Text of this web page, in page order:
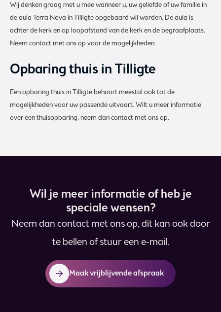
Wij denken graag met u mee wanneer u, uw geliefde of uw familie in
de aula Terra Nova in Tilligte opgebaard wil worden. De aula is
achter de kerk en op loopafstand van de kerk en de begraafplaats.
Neem contact met ons op voor de mogelijkheden.
Opbaring thuis in Tilligte
Een opbaring thuis in Tilligte behoort meestal ook tot de
mogelijkheden voor uw passende uitvaart. Wilt u meer informatie
over een thuisopbaring, neem dan contact met ons op.
Wil je meer informatie of heb je
speciale wensen?
Neem dan contact met ons op, dit kan ook door
te bellen of stuur een e-mail.
Maak vrijblijvende afspraak